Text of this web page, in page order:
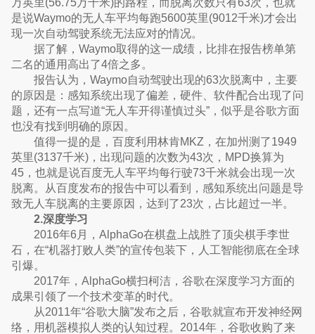
万英里(56.75万千米)的路程，而脱离次数只有63次，也就
是说Waymo的无人车平均每跑5600英里(9012千米)才会出
现一次自动驾驶系统无法应对的情况。
据了解，Waymo取得的这一成绩，比排在报告榜单第
二名的通用高出了4倍之多。
报告认为，Waymo自动驾驶出现的63次脱离中，主要
的原因是：感知系统出现了偏差，硬件、软件配合出现了问
题，还有一点写道“无人车开得谨慎过头”，似乎是谷歌方面
也没有找到明确的原因。
值得一提的是，百度利用林肯MKZ，在加州测了1949
英里(3137千米)，出现问题的次数为43次，MPD换算为
45，也就是说百度无人车平均每行驶73千米就会出现一次
脱离。从百度发布的报告中可以看到，感知系统出问题是导
致无人车脱离的主要原因，达到了23次，占比超过一半。
2.深度学习
2016年6月，AlphaGo在棋盘上战胜了顶尖棋手李世
石，在“机器打败人类”的宣传包装下，人工智能彻底在全球
引爆。
2017年，AlphaGo横扫柯洁，谷歌在深度学习方面的
成果引领了一个技术变革的时代。
从2011年“谷歌大脑”发布之后，谷歌就宣布开发神经网
络，用机器模拟人类的认知过程。2014年，谷歌收购了来